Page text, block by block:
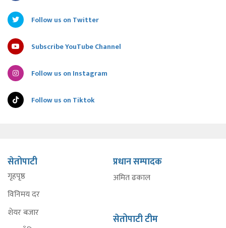
Follow us on Twitter
Subscribe YouTube Channel
Follow us on Instagram
Follow us on Tiktok
सेतोपाटी
गृहपृष्ठ
विनिमय दर
शेयर बजार
प्रधान सम्पादक
अमित ढकाल
सेतोपाटी टीम